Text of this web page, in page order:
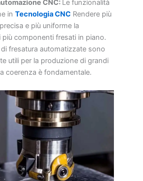
CNC: Le funzionalità
in Tecnologia CNC Rendere più
e più uniforme la
più componenti fresati in piano.
fresatura automatizzate sono
utili per la produzione di grandi
coerenza è fondamentale.
Spanish
Japanese